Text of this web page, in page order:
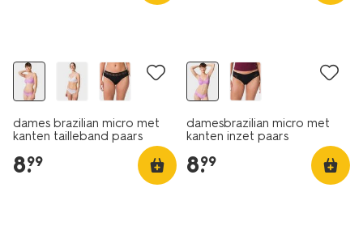
dames brazilian micro met
kanten tailleband paars
8.
99
damesbrazilian micro met
kanten inzet paars
8.
99